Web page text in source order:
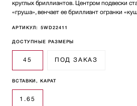
круглых бриллиантов. Центром подвески
«груша», венчает ее бриллиант огранки
АРТИКУЛ: 5WD22411
ДОСТУПНЫЕ РАЗМЕРЫ
45 ПОД ЗАКАЗ
ВСТАВКИ, КАРАТ
1.65